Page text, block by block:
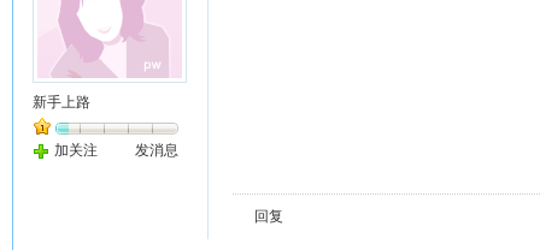
新手上路
加关注 发消息
回复